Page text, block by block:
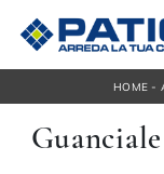
HOME -